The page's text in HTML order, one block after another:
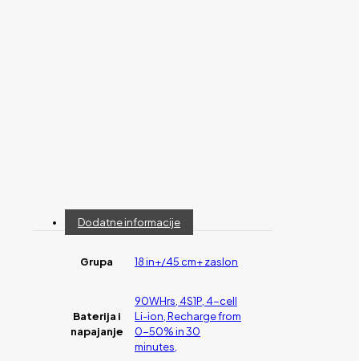
Dodatne informacije
Grupa 18 in+/45 cm+ zaslon
Baterija i
napajanje
90WHrs, 4S1P, 4-cell
Li-ion, Recharge from
0-50% in 30
minutes,